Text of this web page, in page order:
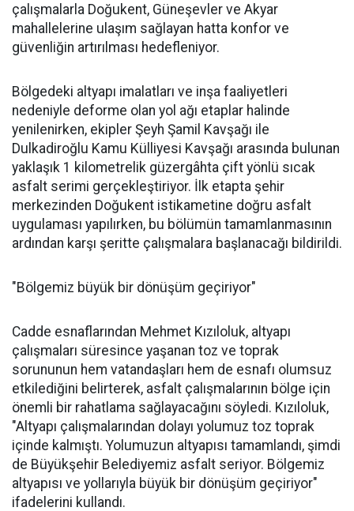
çalışmalarla Doğukent, Güneşevler ve Akyar
mahallelerine ulaşım sağlayan hatta konfor ve
güvenliğin artırılması hedefleniyor.
Bölgedeki altyapı imalatları ve inşa faaliyetleri
nedeniyle deforme olan yol ağı etaplar halinde
yenilenirken, ekipler Şeyh Şamil Kavşağı ile
Dulkadiroğlu Kamu Külliyesi Kavşağı arasında bulunan
yaklaşık 1 kilometrelik güzergâhta çift yönlü sıcak
asfalt serimi gerçekleştiriyor. İlk etapta şehir
merkezinden Doğukent istikametine doğru asfalt
uygulaması yapılırken, bu bölümün tamamlanmasının
ardından karşı şeritte çalışmalara başlanacağı bildirildi.
"Bölgemiz büyük bir dönüşüm geçiriyor"
Cadde esnaflarından Mehmet Kızıloluk, altyapı
çalışmaları süresince yaşanan toz ve toprak
sorununun hem vatandaşları hem de esnafı olumsuz
etkilediğini belirterek, asfalt çalışmalarının bölge için
önemli bir rahatlama sağlayacağını söyledi. Kızıloluk,
"Altyapı çalışmalarından dolayı yolumuz toz toprak
içinde kalmıştı. Yolumuzun altyapısı tamamlandı, şimdi
de Büyükşehir Belediyemiz asfalt seriyor. Bölgemiz
altyapısı ve yollarıyla büyük bir dönüşüm geçiriyor"
ifadelerini kullandı.